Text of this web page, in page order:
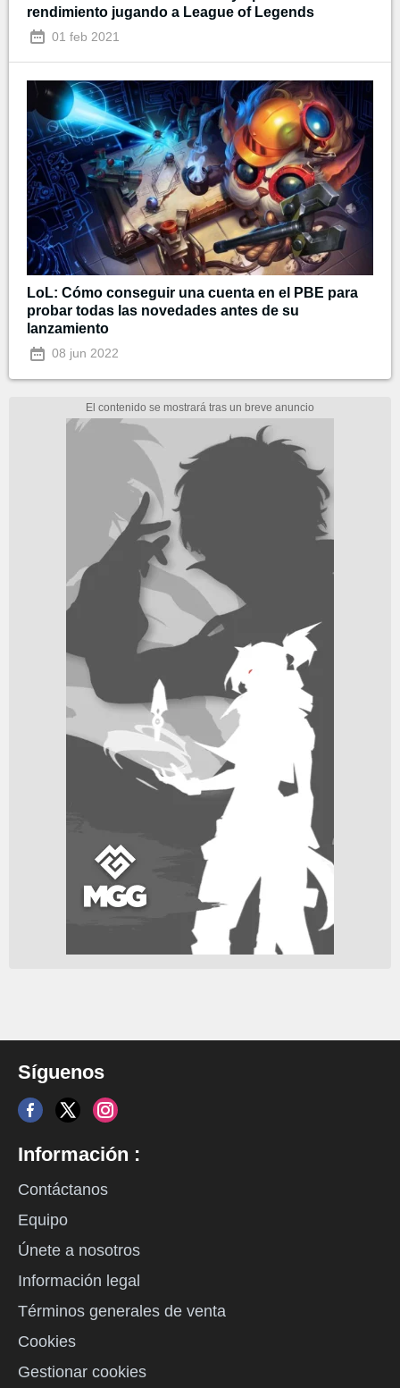
rendimiento jugando a League of Legends
01 feb 2021
LoL: Cómo conseguir una cuenta en el PBE para
probar todas las novedades antes de su
lanzamiento
08 jun 2022
Síguenos
Información :
Contáctanos
Equipo
Únete a nosotros
Información legal
Términos generales de venta
Cookies
Gestionar cookies